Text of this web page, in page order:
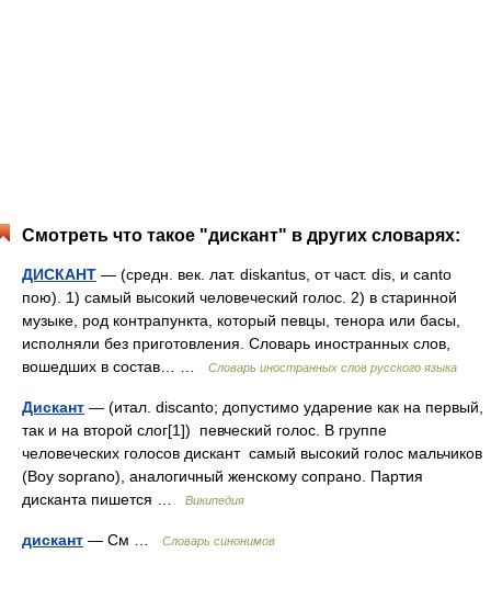
Смотреть что такое "дискант" в других словарях:
ДИСКАНТ — (средн. век. лат. diskantus, от част. dis, и canto
пою). 1) самый высокий человеческий голос. 2) в старинной
музыке, род контрапункта, который певцы, тенора или басы,
исполняли без приготовления. Словарь иностранных слов,
вошедших в состав… …
Словарь иностранных слов русского языка
Дискант — (итал. discanto; допустимо ударение как на первый,
так и на второй слог[1]) певческий голос. В группе
человеческих голосов дискант самый высокий голос мальчиков
(Boy soprano), аналогичный женскому сопрано. Партия
дисканта пишется …
Википедия
дискант — См … Словарь синонимов